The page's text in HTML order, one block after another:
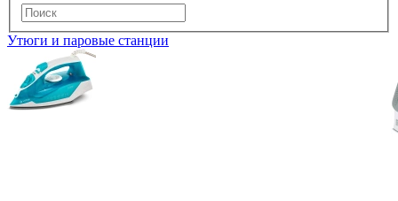
Утюги и паровые станции